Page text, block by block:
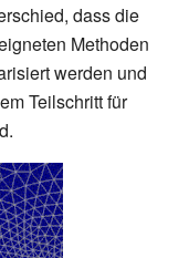
dass die
Methoden
werden und
Teilschritt für